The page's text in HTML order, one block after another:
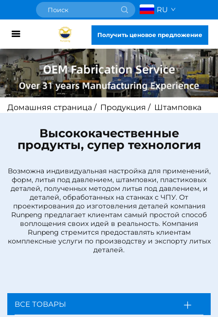
RU
Получить ценовое предложение
Домашняя страница / Продукция / Штамповка
Высококачественные
продукты, супер технология
Возможна индивидуальная настройка для применений,
форм, литья под давлением, штамповки, пластиковых
деталей, полученных методом литья под давлением, и
деталей, обработанных на станках с ЧПУ. От
проектирования до изготовления деталей компания
Runpeng предлагает клиентам самый простой способ
воплощения своих идей в реальность. Компания
Runpeng стремится предоставлять клиентам
комплексные услуги по производству и экспорту литых
деталей.
ВСЕ ТОВАРЫ